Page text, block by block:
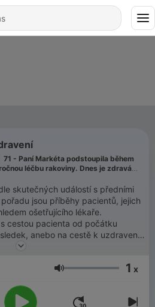
71 - Paní Markéta podstoupila během
léčbu rakoviny. Dnes je zdravá
skutečných událostí s předními
jsou příběhy pacientů, jejich
ošetřujícího lékaře.
cestou pacienta od počátku
anebo na cestě k uzdravení.
mujRozhlas proAndroidaiOS
Volume 1 x